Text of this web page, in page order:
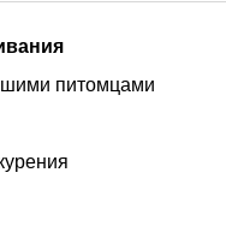
питомцами